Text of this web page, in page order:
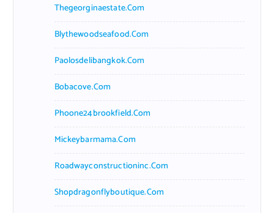
Thegeorginaestate.com
Blythewoodseafood.com
Paolosdelibangkok.com
Bobacove.com
Phoone24brookfield.com
Mickeybarmama.com
Roadwayconstructioninc.com
Shopdragonflyboutique.com